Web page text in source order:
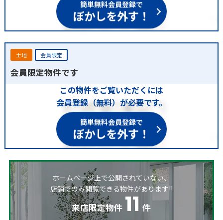
簡単無料会員登録で
ぼかしを外す！
土地 会員限定
会員限定物件です
この物件をご覧いただくには
会員登録（無料）が必要です。
簡単無料会員登録で
ぼかしを外す！
ホームページ上で公開されていない、
店舗でのみ閲覧できる物件があります!!
来店限定物件 11 件